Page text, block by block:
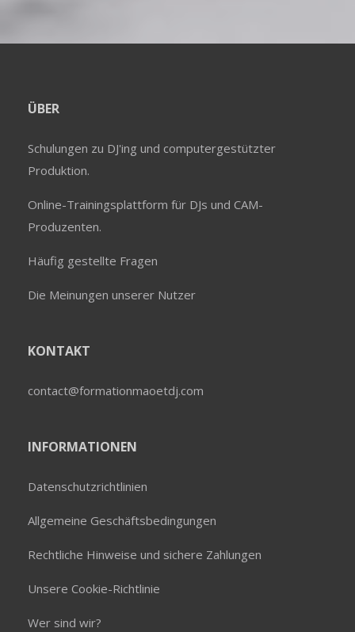
ÜBER
Schulungen zu DJ'ing und computergestützter
Produktion.
Online-Trainingsplattform für DJs und CAM-
Produzenten.
Häufig gestellte Fragen
Die Meinungen unserer Nutzer
KONTAKT
contact@formationmaoetdj.com
INFORMATIONEN
Datenschutzrichtlinien
Allgemeine Geschäftsbedingungen
Rechtliche Hinweise und sichere Zahlungen
Unsere Cookie-Richtlinie
Wer sind wir?